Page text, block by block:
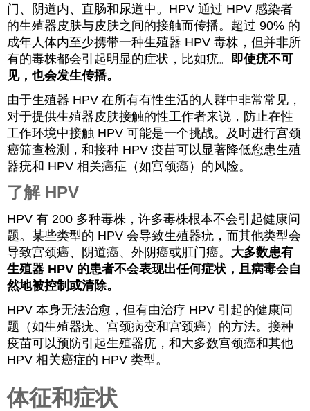
门、阴道内、直肠和尿道中。HPV 通过 HPV 感染者
的生殖器皮肤与皮肤之间的接触而传播。超过 90% 的
成年人体内至少携带一种生殖器 HPV 毒株，但并非所
有的毒株都会引起明显的症状，比如疣。 即使疣不可
见，也会发生传播。
由于生殖器 HPV 在所有有性生活的人群中非常常见，
对于提供生殖器皮肤接触的性工作者来说，防止在性
工作环境中接触 HPV 可能是一个挑战。及时进行宫颈
癌筛查检测，和接种 HPV 疫苗可以显著降低您患生殖
器疣和 HPV 相关癌症（如宫颈癌）的风险。
了解 HPV
HPV 有 200 多种毒株，许多毒株根本不会引起健康问
题。某些类型的 HPV 会导致生殖器疣，而其他类型会
导致宫颈癌、阴道癌、外阴癌或肛门癌。 大多数患有
生殖器 HPV 的患者不会表现出任何症状，且病毒会自
然地被控制或清除。
HPV 本身无法治愈，但有由治疗 HPV 引起的健康问
题（如生殖器疣、宫颈病变和宫颈癌）的方法。接种
疫苗可以预防引起生殖器疣，和大多数宫颈癌和其他
HPV 相关癌症的 HPV 类型。
体征和症状